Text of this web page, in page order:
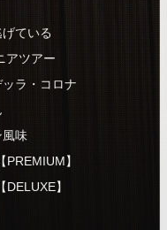
ている
アツアー
ラ・コロナ
風味
】
】